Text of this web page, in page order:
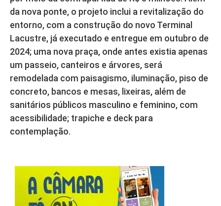
da nova ponte, o projeto inclui a revitalização do
entorno, com a construção do novo Terminal
Lacustre, já executado e entregue em outubro de
2024; uma nova praça, onde antes existia apenas
um passeio, canteiros e árvores, será
remodelada com paisagismo, iluminação, piso de
concreto, bancos e mesas, lixeiras, além de
sanitários públicos masculino e feminino, com
acessibilidade; trapiche e deck para
contemplação.